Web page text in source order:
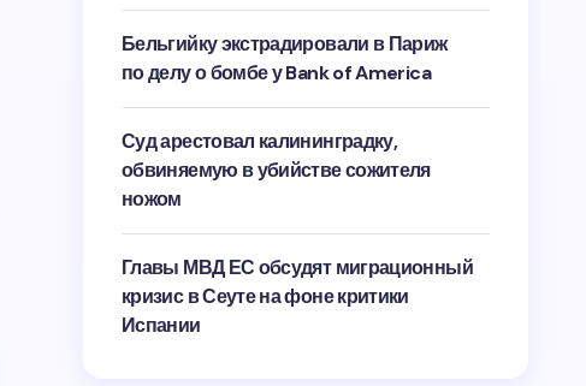
Бельгийку экстрадировали в Париж
по делу о бомбе у Bank of America
Суд арестовал калининградку,
обвиняемую в убийстве сожителя
ножом
Главы МВД ЕС обсудят миграционный
кризис в Сеуте на фоне критики
Испании